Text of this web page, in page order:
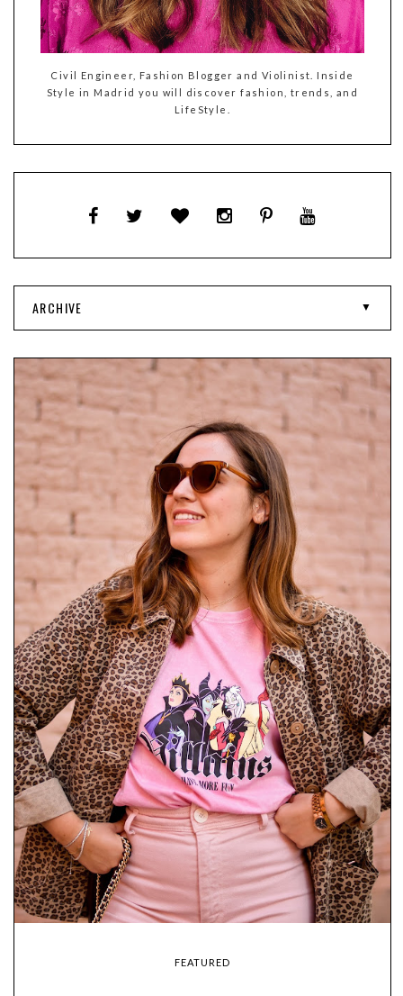
Civil Engineer, Fashion Blogger and Violinist. Inside
Style in Madrid you will discover fashion, trends, and
LifeStyle.
ARCHIVE
FEATURED